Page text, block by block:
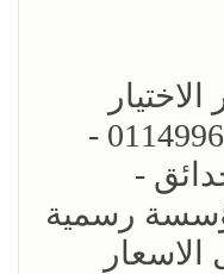
الاول - الرياض - 0114996351 -
-
رسمية